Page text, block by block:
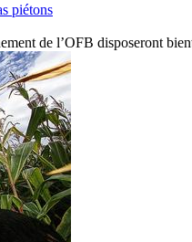
piétons
de l’OFB disposeront